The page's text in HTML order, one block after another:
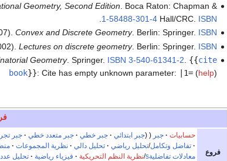
Geometry, Second Edition . Boca Raton: Chapman &
Hall/CRC. ISBN
1-58488-301-4
Convex and Discrete Geometry. Berlin: Springer. ISBN
Lectures on discrete geometry. Berlin: Springer. ISBN
Geometry. Springer. ISBN 3-540-61341-2 {{cite
book}}: Cite has empty unknown parameter: |1=(help)
فروع
حسابيات جبر جبر ابتدائي جبر خطي جبر متعدد خطي جبر
تفاضل وتكامل/تحليل رياضي تحليل دالي نظرية المجموعات
معادلات تفاضليةs /نظرية النظم التحريكية فيزياء رياضية تحليل